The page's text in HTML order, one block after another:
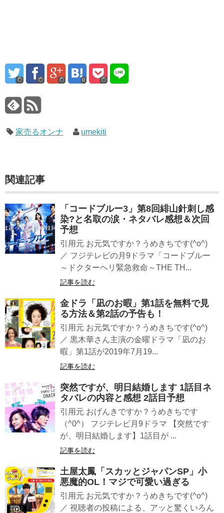
0
家売るオンナ umekiti
関連記事
「コードブルー3」第8回緋山針刺し感
染?と名取の涙・ネタバレ感想＆次回
予想
引用元 お元気ですか？うめきちです(^o^)
／ フジテレビの月9ドラマ「コードブルー
～ドクターヘリ緊急救命～THE TH...
記事を読む
金ドラ「凪のお暇」第1話を無料で見
る方法＆第2話の予告も！
引用元 お元気ですか？うめきちです(^o^)
／ 黒木華さん主演の金曜ドラマ「凪のお
暇」第1話が2019年7月19...
記事を読む
突然ですが、明日結婚します 1話目ネ
タバレの内容と感想 2話目予想
引用元 おげんきですか？うめきちです
（^0^） フジテレビ月9ドラマ 【突然です
が、明日結婚します】1話目が ...
記事を読む
土屋太鳳「スカッとジャパンSP」小
悪魔的OL！マジで可愛い過ぎる
引用元 お元気ですか？うめきちです(^o^)
／ 視聴者の投稿による、アッと驚くいろん